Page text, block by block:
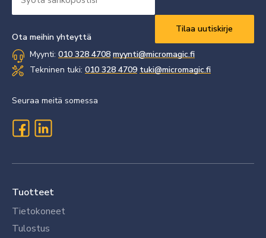
sähköpostisi
Ota meihin yhteyttä
Myynti: 010 328 4708 myynti@micromagic.fi
Tekninen tuki: 010 328 4709 tuki@micromagic.fi
Seuraa meitä somessa
Tuotteet
Tietokoneet
Tulostus